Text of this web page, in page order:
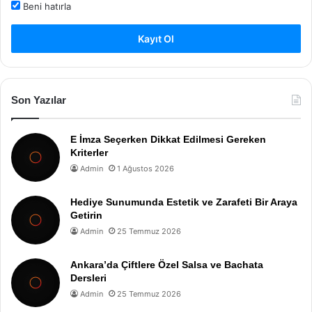
Beni hatırla
Kayıt Ol
Son Yazılar
E İmza Seçerken Dikkat Edilmesi Gereken
Kriterler
Admin 1 Ağustos 2026
Hediye Sunumunda Estetik ve Zarafeti Bir Araya
Getirin
Admin 25 Temmuz 2026
Ankara’da Çiftlere Özel Salsa ve Bachata
Dersleri
Admin 25 Temmuz 2026